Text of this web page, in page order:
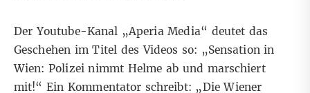
Der Youtube-Kanal „Aperia Media“ deutet das
Geschehen im Titel des Videos so: „Sensation in
Wien: Polizei nimmt Helme ab und marschiert
mit!“ Ein Kommentator schreibt: „Die Wiener